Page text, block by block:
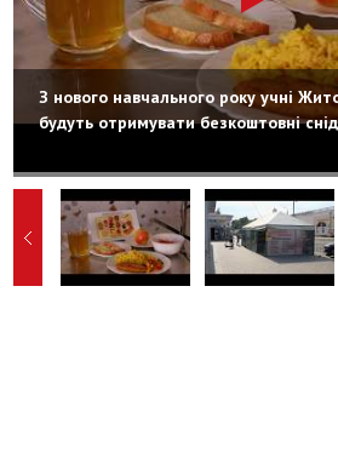
З нового навчального року учні
будуть отримувати безкоштовні